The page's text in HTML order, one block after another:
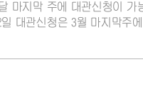
마지막 주에 대관신청이 가
대관신청은 3월 마지막주